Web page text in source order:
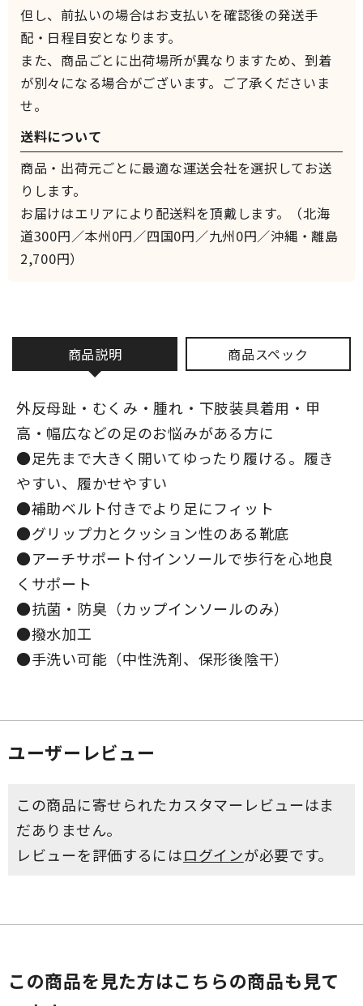
商品説明 商品スペック
外反母趾・むくみ・腫れ・下肢装具着用・甲
高・幅広などの足のお悩みがある方に
●足先まで大きく開いてゆったり履ける。履き
やすい、履かせやすい
●補助ベルト付きでより足にフィット
●グリップ力とクッション性のある靴底
●アーチサポート付インソールで歩行を心地良
くサポート
●抗菌・防臭（カップインソールのみ）
●撥水加工
●手洗い可能（中性洗剤、保形後陰干）
但し、前払いの場合はお支払いを確認後の発送手
配・日程目安となります。
また、商品ごとに出荷場所が異なりますため、到着
が別々になる場合がございます。ご了承くださいま
せ。
送料について
商品・出荷元ごとに最適な運送会社を選択してお送
りします。
お届けはエリアにより配送料を頂戴します。（北海
道300円／本州0円／四国0円／九州0円／沖縄・離島
2,700円）
ユーザーレビュー
この商品に寄せられたカスタマーレビューはま
だありません。
レビューを評価するにはログインが必要です。
この商品を見た方はこちらの商品も見て